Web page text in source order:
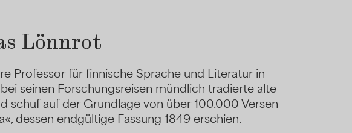
Lönnrot
Professor für finnische Sprache und Literatur in
seinen Forschungsreisen mündlich tradierte alte
schuf auf der Grundlage von über 100.000 Versen
dessen endgültige Fassung 1849 erschien.